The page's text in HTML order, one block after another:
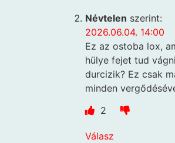
Névtelen szerint:
2026.06.04. 14:00
Ez az ostoba lox,
hülye fejet tud
durcizik? Ez csak
minden
2
Válasz